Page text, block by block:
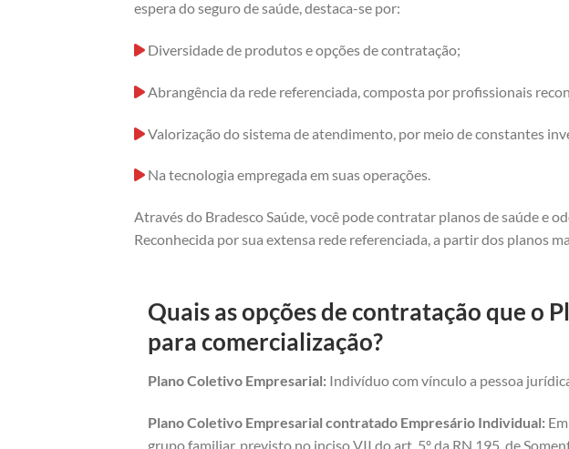
espera do seguro de saúde, destaca-se por:
Diversidade de produtos e opções de contratação;
Abrangência da rede referenciada, composta por profissionais
Valorização do sistema de atendimento, por meio de constantes
Na tecnologia empregada em suas operações.
Através do Bradesco Saúde, você pode contratar planos de saúde e
Reconhecida por sua extensa rede referenciada, a partir dos planos
Quais as opções de contratação que o
para comercialização?
Plano Coletivo Empresarial: Indivíduo com vínculo a pessoa
Plano Coletivo Empresarial contratado Empresário Individual:
grupo familiar. previsto no inciso VII do art. 5º da RN 195, de